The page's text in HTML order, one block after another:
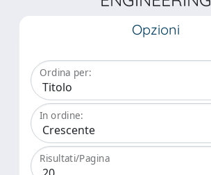
Opzioni
Ordina per:
In ordine:
Risultati/Pagina